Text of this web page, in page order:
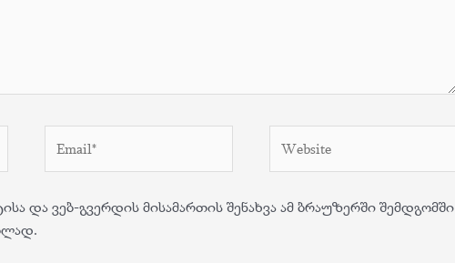
და ვებ-გვერდის მისამართის შენახვა ამ ბრაუზერში შემდგომში